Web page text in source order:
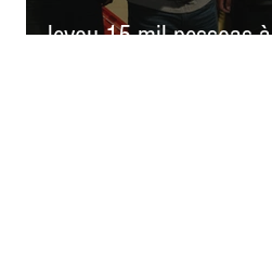
levou 15 mil pessoas à